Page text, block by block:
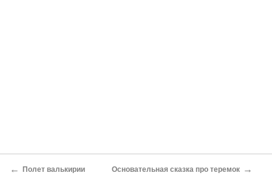
← Полет валькирии Основательная сказка про теремок →